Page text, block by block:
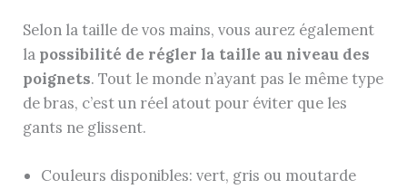
Selon la taille de vos mains, vous aurez également
la possibilité de régler la taille au niveau des
poignets. Tout le monde n’ayant pas le même type
de bras, c’est un réel atout pour éviter que les
gants ne glissent.
Couleurs disponibles: vert, gris ou moutarde